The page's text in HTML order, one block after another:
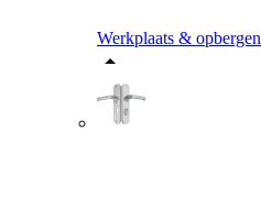
Werkplaats & opbergen